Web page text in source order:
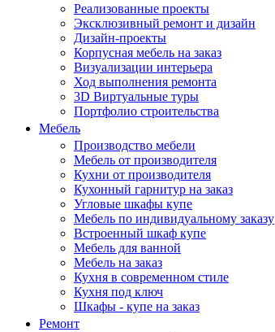
Реализованные проекты
Эксклюзивный ремонт и дизайн
Дизайн-проекты
Корпусная мебель на заказ
Визуализации интерьера
Ход выполнения ремонта
3D Виртуальные туры
Портфолио строительства
Мебель
Производство мебели
Мебель от производителя
Кухни от производителя
Кухонный гарнитур на заказ
Угловые шкафы купе
Мебель по индивидуальному заказу
Встроенный шкаф купе
Мебель для ванной
Мебель на заказ
Кухня в современном стиле
Кухня под ключ
Шкафы - купе на заказ
Ремонт